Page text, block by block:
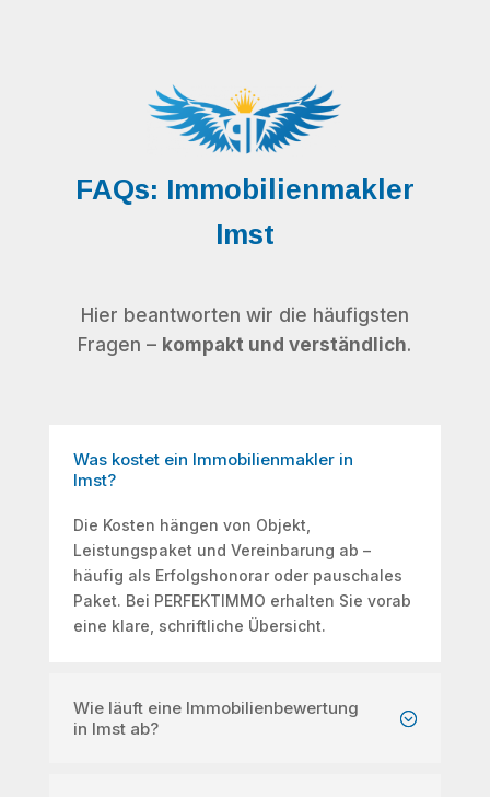
FAQs: Immobilienmakler
Imst
Hier beantworten wir die häufigsten
Fragen – kompakt und verständlich.
Was kostet ein Immobilienmakler in
Imst?
Die Kosten hängen von Objekt,
Leistungspaket und Vereinbarung ab –
häufig als Erfolgshonorar oder pauschales
Paket. Bei PERFEKTIMMO erhalten Sie vorab
eine klare, schriftliche Übersicht.
Wie läuft eine Immobilienbewertung
in Imst ab?